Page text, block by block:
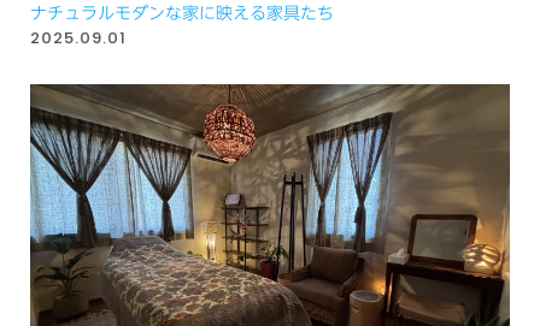
ナチュラルモダンな家に映える家具たち
2025.09.01